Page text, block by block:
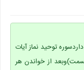
دارد ولی نماز صبح ۲ رکوع داردسوره توحید نماز آیات
از خواندن هر